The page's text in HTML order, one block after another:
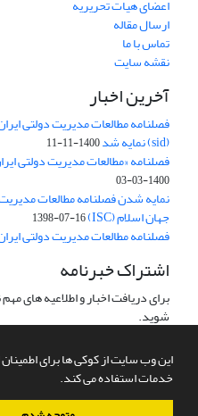
این وب سایت از کوکی ها برای اطمینان
خدمات استفاده می کند.
اعضای هیات تحریریه
ارسال مقاله
تماس با ما
نقشه سایت
آخرین اخبار
فصلنامه مطالعات مدیریت دولتی
(sid) نمایه شد 1400-11-11
فصلنامه «مطالعات مدیریت دولتی
1400-03-03
نمایه شدن فصلنامه مطالعات
جهان اسلام (ISC) 1398-07-16
فصلنامه مطالعات مدیریت دولتی
اشتراک خبرنامه
برای دریافت اخبار و اطلاعیه های
شوید.